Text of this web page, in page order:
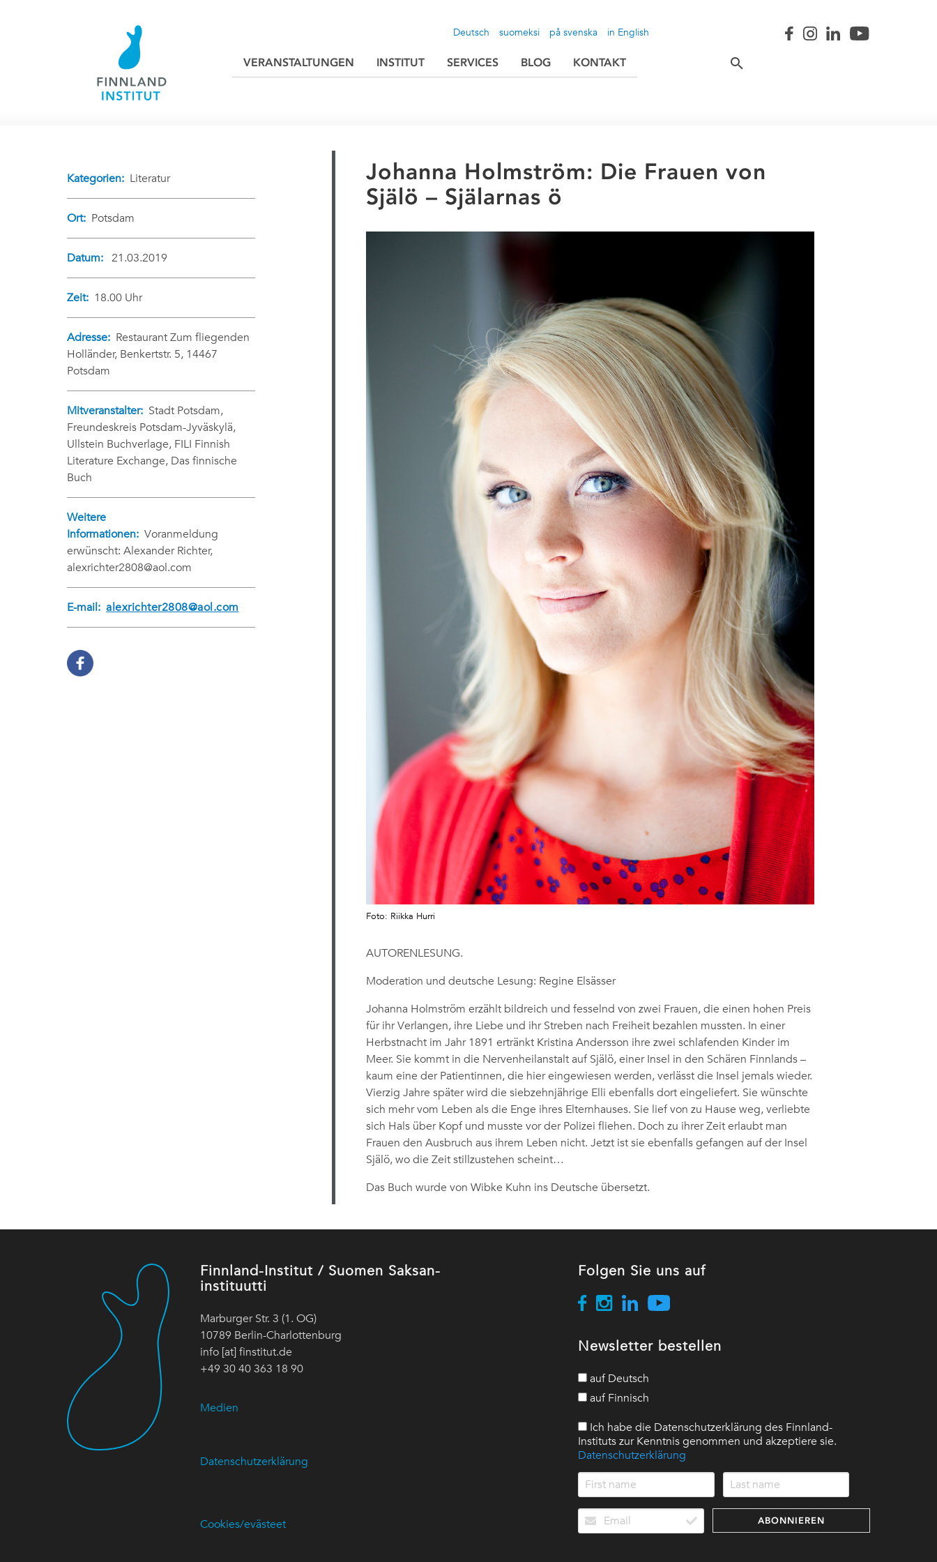
suomeksi
Deutsch på svenska in English
VERANSTALTUNGEN INSTITUT SERVICES BLOG KONTAKT
Kategorien: Literatur
Ort: Potsdam
Datum: 21.03.2019
Zeit: 18.00 Uhr
Adresse: Restaurant Zum fliegenden
Holländer, Benkertstr. 5, 14467
Potsdam
Mitveranstalter: Stadt Potsdam,
Freundeskreis Potsdam-Jyväskylä,
Ullstein Buchverlage, FILI Finnish
Literature Exchange, Das finnische
Buch
Weitere
Informationen: Voranmeldung
erwünscht: Alexander Richter,
alexrichter2808@aol.com
E-mail: alexrichter2808@aol.com
Johanna Holmström: Die Frauen von
Själö – Själarnas ö
Foto: Riikka Hurri
AUTORENLESUNG.
Moderation und deutsche Lesung: Regine Elsässer
Johanna Holmström erzählt bildreich und fesselnd von zwei Frauen, die einen hohen Preis
für ihr Verlangen, ihre Liebe und ihr Streben nach Freiheit bezahlen mussten. In einer
Herbstnacht im Jahr 1891 ertränkt Kristina Andersson ihre zwei schlafenden Kinder im
Meer. Sie kommt in die Nervenheilanstalt auf Själö, einer Insel in den Schären Finnlands –
kaum eine der Patientinnen, die hier eingewiesen werden, verlässt die Insel jemals wieder.
Vierzig Jahre später wird die siebzehnjährige Elli ebenfalls dort eingeliefert. Sie wünschte
sich mehr vom Leben als die Enge ihres Elternhauses. Sie lief von zu Hause weg, verliebte
sich Hals über Kopf und musste vor der Polizei fliehen. Doch zu ihrer Zeit erlaubt man
Frauen den Ausbruch aus ihrem Leben nicht. Jetzt ist sie ebenfalls gefangen auf der Insel
Själö, wo die Zeit stillzustehen scheint…
Das Buch wurde von Wibke Kuhn ins Deutsche übersetzt.
Finnland-Institut / Suomen Saksan-
instituutti
Marburger Str. 3 (1. OG)
10789 Berlin-Charlottenburg
info [at] finstitut.de
+49 30 40 363 18 90
Medien
Datenschutzerklärung
Cookies/evästeet
Folgen Sie uns auf
Newsletter bestellen
auf Deutsch
auf Finnisch
Ich habe die Datenschutzerklärung des Finnland-
Instituts zur Kenntnis genommen und akzeptiere sie.
Datenschutzerklärung
ABONNIEREN